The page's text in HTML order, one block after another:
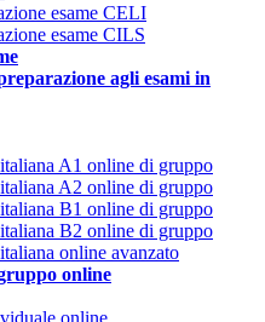
esame CELI
esame CILS
agli esami in
A1 online di gruppo
A2 online di gruppo
B1 online di gruppo
B2 online di gruppo
online avanzato
online
online